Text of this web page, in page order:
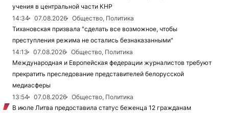
учения в центральной части КНР
14:34
07.08.2026
Общество, Политика
Тихановская призвала "сделать все возможное, чтобы
преступления режима не остались безнаказанными"
14:13
07.08.2026
Общество, Политика
Международная и Европейская федерации журналистов требуют
прекратить преследование представителей белорусской
медиасферы
13:54
07.08.2026
Общество, Политика
В июле Литва предоставила статус беженца 12 гражданам